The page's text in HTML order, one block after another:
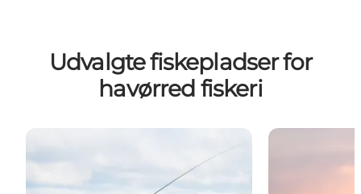
Udvalgte fiskepladser for
havørred fiskeri
Fiskeplads Gilleleje Fiskeplads